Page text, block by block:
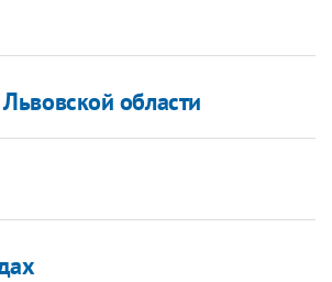
области